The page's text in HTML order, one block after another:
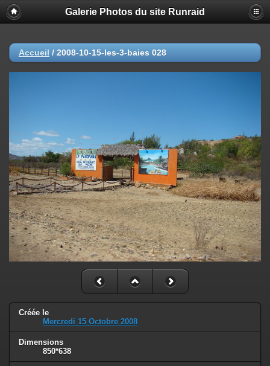
Galerie Photos du site Runraid
Accueil / 2008-10-15-les-3-baies 028
Créée le
Mercredi 15 Octobre 2008
Dimensions
850*638